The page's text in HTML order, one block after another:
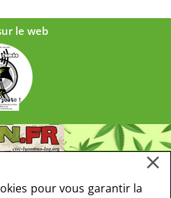
le web
pour vous garantir la